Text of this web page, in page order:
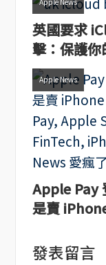
英國要求
擊：保護
Apple News
Apple Pay
是賣
發表留言